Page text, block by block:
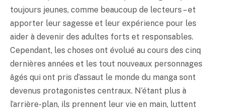
toujours jeunes, comme beaucoup de lecteurs – et
apporter leur sagesse et leur expérience pour les
aider à devenir des adultes forts et responsables.
Cependant, les choses ont évolué au cours des cinq
dernières années et les tout nouveaux personnages
âgés qui ont pris d’assaut le monde du manga sont
devenus protagonistes centraux. N’étant plus à
l’arrière-plan, ils prennent leur vie en main, luttent